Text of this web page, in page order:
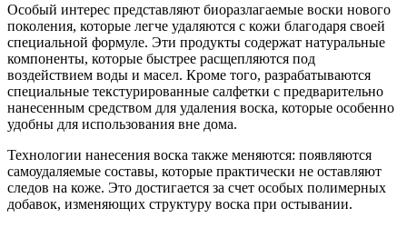
Особый интерес представляют биоразлагаемые воски нового
поколения, которые легче удаляются с кожи благодаря своей
специальной формуле. Эти продукты содержат натуральные
компоненты, которые быстрее расщепляются под
воздействием воды и масел. Кроме того, разрабатываются
специальные текстурированные салфетки с предварительно
нанесенным средством для удаления воска, которые особенно
удобны для использования вне дома.
Технологии нанесения воска также меняются: появляются
самоудаляемые составы, которые практически не оставляют
следов на коже. Это достигается за счет особых полимерных
добавок, изменяющих структуру воска при остывании.